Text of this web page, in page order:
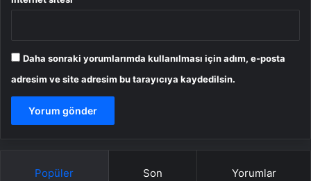
Daha sonraki yorumlarımda kullanılması için adım, e-posta
adresim ve site adresim bu tarayıcıya kaydedilsin.
Popüler Son Yorumlar